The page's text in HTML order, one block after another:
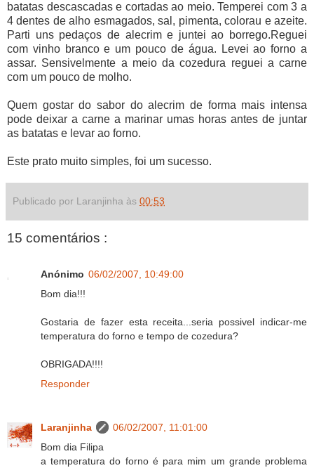
batatas descascadas e cortadas ao meio. Temperei com 3 a
4 dentes de alho esmagados, sal, pimenta, colorau e azeite.
Parti uns pedaços de alecrim e juntei ao borrego.Reguei
com vinho branco e um pouco de água. Levei ao forno a
assar. Sensivelmente a meio da cozedura reguei a carne
com um pouco de molho.
Quem gostar do sabor do alecrim de forma mais intensa
pode deixar a carne a marinar umas horas antes de juntar
as batatas e levar ao forno.
Este prato muito simples, foi um sucesso.
Publicado por Laranjinha às 00:53
15 comentários :
Anónimo 06/02/2007, 10:49:00
Bom dia!!!
Gostaria de fazer esta receita...seria possivel indicar-me
temperatura do forno e tempo de cozedura?
OBRIGADA!!!!
Responder
Laranjinha
06/02/2007, 11:01:00
Bom dia Filipa
a temperatura do forno é para mim um grande problema